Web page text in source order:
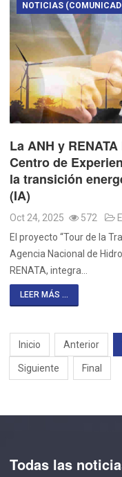
NOTICIAS
La ANH y
Centro de
la transición
(IA)
Oct 24, 2025 572
El proyecto “Tour de la
Agencia Nacional de
RENATA, integra…
LEER MÁS ...
Inicio Anterior
Siguiente Final
Todas las